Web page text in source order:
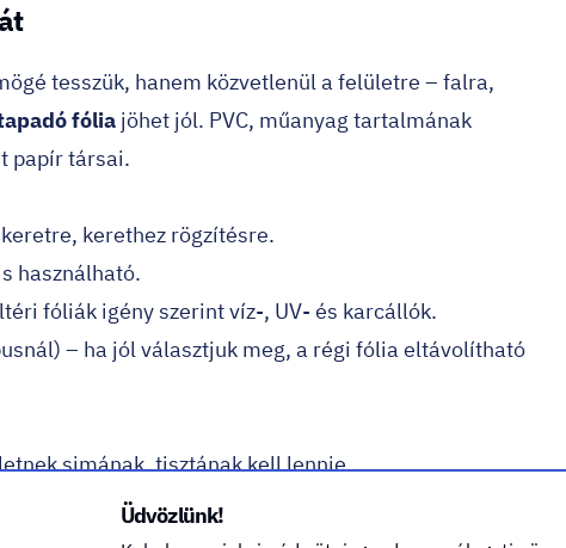
tesszük, hanem közvetlenül a felületre – falra,
fólia jöhet jól. PVC, műanyag tartalmának
papír társai.
kerethez rögzítésre.
használható.
fóliák igény szerint víz-, UV- és karcállók.
– ha jól választjuk meg, a régi fólia eltávolítható
simának, tisztának kell lennie.
olcsóbb fóliáknál előfordul, hogy ragasztómaradék marad
orvosolható.
Üdvözlünk!